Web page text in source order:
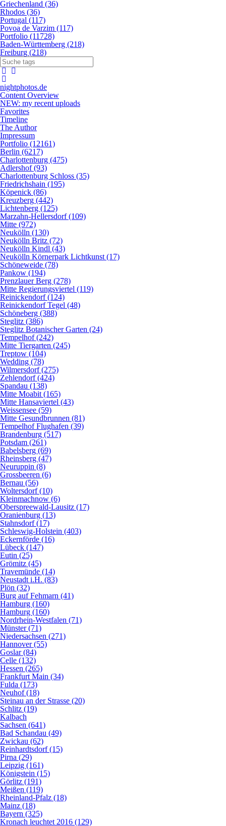
Griechenland (36)
Rhodos (36)
Portugal (117)
Povoa de Varzim (117)
Portfolio (11728)
Baden-Württemberg (218)
Freiburg (218)
nightphotos.de
Content Overview
NEW: my recent uploads
Favorites
Timeline
The Author
Impressum
Portfolio (12161)
Berlin (6217)
Charlottenburg (475)
Adlershof (93)
Charlottenburg Schloss (35)
Friedrichshain (195)
Köpenick (86)
Kreuzberg (442)
Lichtenberg (125)
Marzahn-Hellersdorf (109)
Mitte (972)
Neukölln (130)
Neukölln Britz (72)
Neukölln Kindl (43)
Neukölln Körnerpark Lichtkunst (17)
Schöneweide (78)
Pankow (194)
Prenzlauer Berg (278)
Mitte Regierungsviertel (119)
Reinickendorf (124)
Reinickendorf Tegel (48)
Schöneberg (388)
Steglitz (386)
Steglitz Botanischer Garten (24)
Tempelhof (242)
Mitte Tiergarten (245)
Treptow (104)
Wedding (78)
Wilmersdorf (275)
Zehlendorf (424)
Spandau (138)
Mitte Moabit (165)
Mitte Hansaviertel (43)
Weissensee (59)
Mitte Gesundbrunnen (81)
Tempelhof Flughafen (39)
Brandenburg (517)
Potsdam (261)
Babelsberg (69)
Rheinsberg (47)
Neuruppin (8)
Grossbeeren (6)
Bernau (56)
Woltersdorf (10)
Kleinmachnow (6)
Oberspreewald-Lausitz (17)
Oranienburg (13)
Stahnsdorf (17)
Schleswig-Holstein (403)
Eckernförde (16)
Lübeck (147)
Eutin (25)
Grömitz (45)
Travemünde (14)
Neustadt i.H. (83)
Plön (32)
Burg auf Fehmarn (41)
Hamburg (160)
Hamburg (160)
Nordrhein-Westfalen (71)
Münster (71)
Niedersachsen (271)
Hannover (55)
Goslar (84)
Celle (132)
Hessen (265)
Frankfurt Main (34)
Fulda (173)
Neuhof (18)
Steinau an der Strasse (20)
Schlitz (19)
Kalbach
Sachsen (641)
Bad Schandau (49)
Zwickau (62)
Reinhardtsdorf (15)
Pirna (29)
Leipzig (161)
Königstein (15)
Görlitz (191)
Meißen (119)
Rheinland-Pfalz (18)
Mainz (18)
Bayern (325)
Kronach leuchtet 2016 (129)